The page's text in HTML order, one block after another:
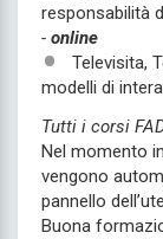
responsabilità
- online
Televisita,
modelli di
Tutti i corsi
Nel momento
vengono
pannello
Buona